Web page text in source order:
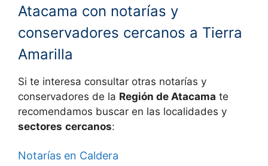
Atacama con notarías y
conservadores cercanos a Tierra
Amarilla
Si te interesa consultar otras notarías y
conservadores de la Región de Atacama te
recomendamos buscar en las localidades y
sectores cercanos:
Notarías en Caldera